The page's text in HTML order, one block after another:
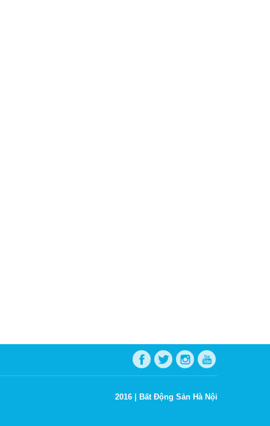
2016 | Bất Động Sản Hà Nội